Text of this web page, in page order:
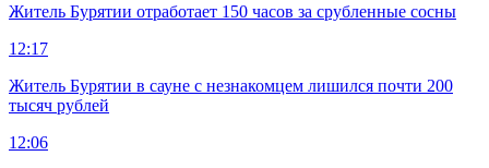
Житель Бурятии отработает 150 часов за срубленные сосны
12:17
Житель Бурятии в сауне с незнакомцем лишился почти 200
тысяч рублей
12:06